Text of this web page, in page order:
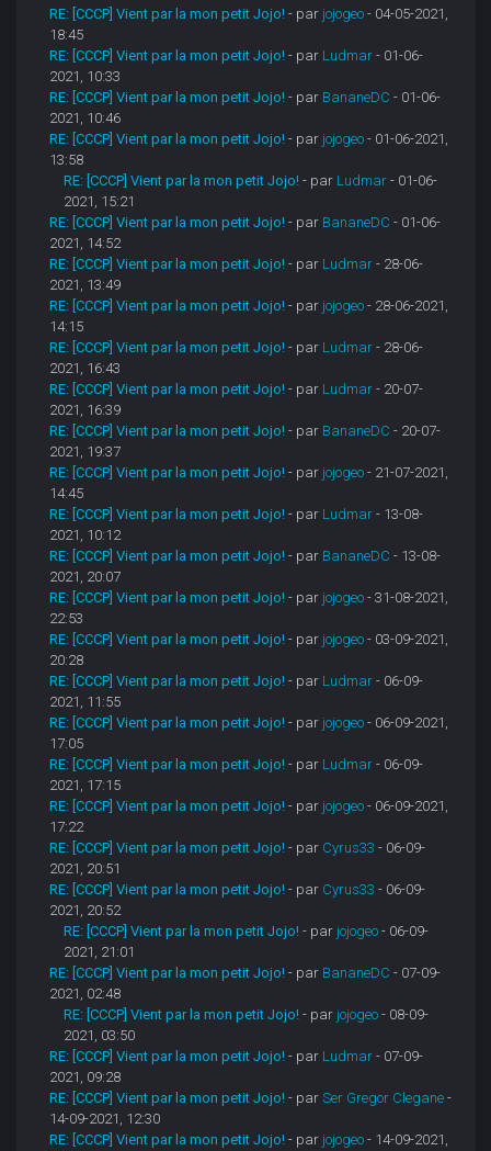
RE: [CCCP] Vient par la mon petit Jojo! - par jojogeo - 04-05-2021,
18:45
RE: [CCCP] Vient par la mon petit Jojo! - par Ludmar - 01-06-
2021, 10:33
RE: [CCCP] Vient par la mon petit Jojo! - par BananeDC - 01-06-
2021, 10:46
RE: [CCCP] Vient par la mon petit Jojo! - par jojogeo - 01-06-2021,
13:58
RE: [CCCP] Vient par la mon petit Jojo! - par Ludmar - 01-06-
2021, 15:21
RE: [CCCP] Vient par la mon petit Jojo! - par BananeDC - 01-06-
2021, 14:52
RE: [CCCP] Vient par la mon petit Jojo! - par Ludmar - 28-06-
2021, 13:49
RE: [CCCP] Vient par la mon petit Jojo! - par jojogeo - 28-06-2021,
14:15
RE: [CCCP] Vient par la mon petit Jojo! - par Ludmar - 28-06-
2021, 16:43
RE: [CCCP] Vient par la mon petit Jojo! - par Ludmar - 20-07-
2021, 16:39
RE: [CCCP] Vient par la mon petit Jojo! - par BananeDC - 20-07-
2021, 19:37
RE: [CCCP] Vient par la mon petit Jojo! - par jojogeo - 21-07-2021,
14:45
RE: [CCCP] Vient par la mon petit Jojo! - par Ludmar - 13-08-
2021, 10:12
RE: [CCCP] Vient par la mon petit Jojo! - par BananeDC - 13-08-
2021, 20:07
RE: [CCCP] Vient par la mon petit Jojo! - par jojogeo - 31-08-2021,
22:53
RE: [CCCP] Vient par la mon petit Jojo! - par jojogeo - 03-09-2021,
20:28
RE: [CCCP] Vient par la mon petit Jojo! - par Ludmar - 06-09-
2021, 11:55
RE: [CCCP] Vient par la mon petit Jojo! - par jojogeo - 06-09-2021,
17:05
RE: [CCCP] Vient par la mon petit Jojo! - par Ludmar - 06-09-
2021, 17:15
RE: [CCCP] Vient par la mon petit Jojo! - par jojogeo - 06-09-2021,
17:22
RE: [CCCP] Vient par la mon petit Jojo! - par Cyrus33 - 06-09-
2021, 20:51
RE: [CCCP] Vient par la mon petit Jojo! - par Cyrus33 - 06-09-
2021, 20:52
RE: [CCCP] Vient par la mon petit Jojo! - par jojogeo - 06-09-
2021, 21:01
RE: [CCCP] Vient par la mon petit Jojo! - par BananeDC - 07-09-
2021, 02:48
RE: [CCCP] Vient par la mon petit Jojo! - par jojogeo - 08-09-
2021, 03:50
RE: [CCCP] Vient par la mon petit Jojo! - par Ludmar - 07-09-
2021, 09:28
RE: [CCCP] Vient par la mon petit Jojo! - parSer Gregor Clegane -
14-09-2021, 12:30
RE: [CCCP] Vient par la mon petit Jojo! - par jojogeo - 14-09-2021,